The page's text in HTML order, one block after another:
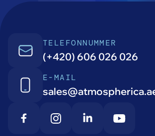
TELEFONNUMMER
(+420) 606 026 026
E-MAIL